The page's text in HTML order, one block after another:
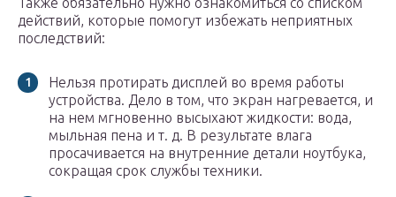
действий, которые помогут избежать неприятных
последствий:
Нельзя протирать дисплей во время работы
устройства. Дело в том, что экран нагревается, и
на нем мгновенно высыхают жидкости: вода,
мыльная пена и т. д. В результате влага
просачивается на внутренние детали ноутбука,
сокращая срок службы техники.